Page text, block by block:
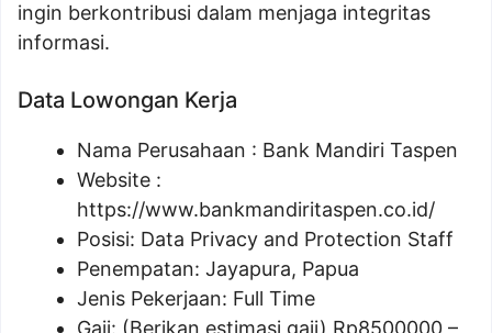
ingin berkontribusi dalam menjaga integritas
informasi.
Data Lowongan Kerja
Nama Perusahaan : Bank Mandiri Taspen
Website :
https://www.bankmandiritaspen.co.id/
Posisi: Data Privacy and Protection Staff
Penempatan: Jayapura, Papua
Jenis Pekerjaan: Full Time
Gaji: (Berikan estimasi gaji) Rp8500000 –